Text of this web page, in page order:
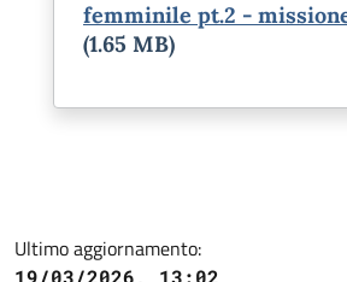
femminile pt.2 -
(1.65 MB)
Ultimo aggiornamento:
19/03/2026, 13:02